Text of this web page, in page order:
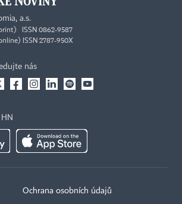
a.s.
ISSN 0862-9587
ISSN 2787-950X
nás
Ochrana osobních údajů